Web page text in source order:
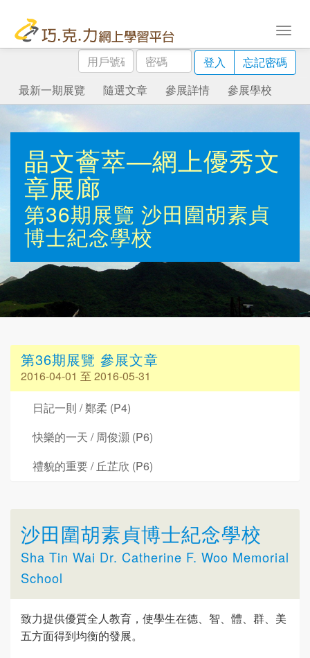
用
戶
號
碼
密
碼
登入
忘記密碼
最新一期展覽
隨選文章 參展詳情 參展學校
晶文薈萃—網上優秀文
章展廊
第36期展覽 沙田圍胡素貞
博士紀念學校
第36期展覽 參展文章
2016-04-01 至 2016-05-31
日記一則 / 鄭柔 (P4)
快樂的一天 / 周俊灝 (P6)
禮貌的重要 / 丘芷欣 (P6)
沙田圍胡素貞博士紀念學校
Sha Tin Wai Dr. Catherine F. Woo Memorial
School
致力提供優質全人教育，使學生在德、智、體、群、美
五方面得到均衡的發展。